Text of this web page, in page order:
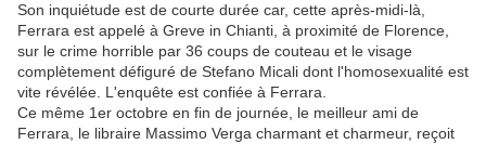
Son inquiétude est de courte durée car, cette après-midi-là,
Ferrara est appelé à Greve in Chianti, à proximité de Florence,
sur le crime horrible par 36 coups de couteau et le visage
complètement défiguré de Stefano Micali dont l'homosexualité est
vite révélée. L'enquête est confiée à Ferrara.
Ce même 1er octobre en fin de journée, le meilleur ami de
Ferrara, le libraire Massimo Verga charmant et charmeur, reçoit